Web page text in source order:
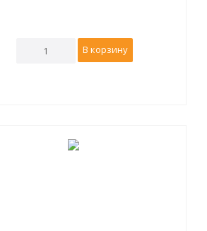
В корзину